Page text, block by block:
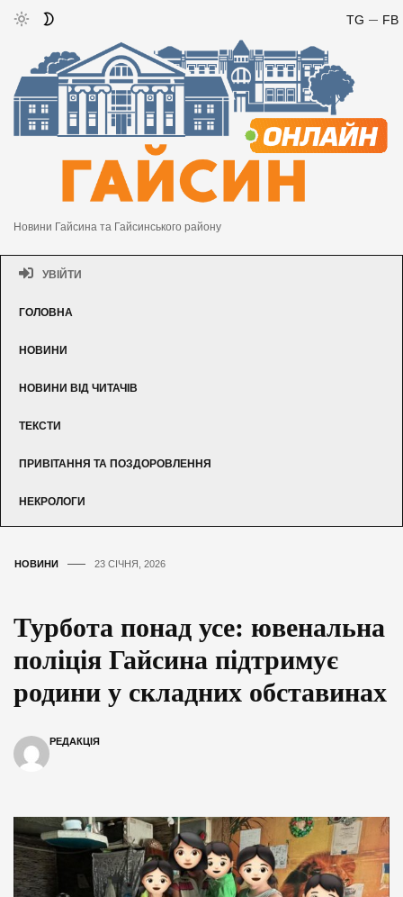
FB
TG
Новини Гайсина та Гайсинського району
УВІЙТИ
ГОЛОВНА
НОВИНИ
НОВИНИ ВІД ЧИТАЧІВ
ТЕКСТИ
ПРИВІТАННЯ ТА ПОЗДОРОВЛЕННЯ
НЕКРОЛОГИ
НОВИНИ 23 СІЧНЯ, 2026
Турбота понад усе: ювенальна
поліція Гайсина підтримує
родини у складних обставинах
РЕДАКЦІЯ